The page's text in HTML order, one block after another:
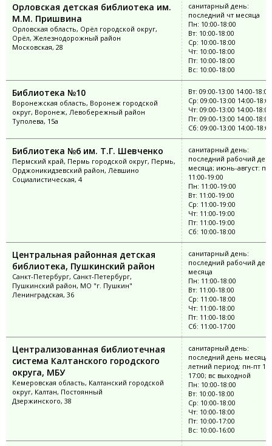
Орловская детская библиотека им.
М.М. Пришвина
Орловская область, Орёл городской округ,
Орёл, Железнодорожный район
Московская, 28
санитарный день:
последний чт месяца
Пн: 10:00-18:00
Вт: 10:00-18:00
Ср: 10:00-18:00
Чт: 10:00-18:00
Пт: 10:00-18:00
Вс: 10:00-18:00
Библиотека №10
Воронежская область, Воронеж городской
округ, Воронеж, Левобережный район
Туполева, 15а
Вт: 09:00-13:00 14:00-18:00
Ср: 09:00-13:00 14:00-18:00
Чт: 09:00-13:00 14:00-18:00
Пт: 09:00-13:00 14:00-18:00
Сб: 09:00-13:00 14:00-18:00
Библиотека №6 им. Т.Г. Шевченко
Пермский край, Пермь городской округ, Пермь,
Орджоникидзевский район, Лёвшино
Социалистическая, 4
санитарный день:
последний рабочий
месяца; июнь-август:
11:00-19:00
Пн: 11:00-19:00
Вт: 11:00-19:00
Ср: 11:00-19:00
Чт: 11:00-19:00
Пт: 11:00-19:00
Сб: 10:00-18:00
Центральная районная детская
библиотека, Пушкинский район
Санкт-Петербург, Санкт-Петербург,
Пушкинский район, МО "г. Пушкин"
Ленинградская, 36
санитарный день:
последний рабочий
месяца
Пн: 11:00-18:00
Вт: 11:00-18:00
Ср: 11:00-18:00
Чт: 11:00-18:00
Пт: 11:00-18:00
Сб: 11:00-17:00
Централизованная библиотечная
система Калтанского городского
округа, МБУ
Кемеровская область, Калтанский городской
округ, Калтан, Постоянный
Дзержинского, 38
санитарный день:
последний день месяца;
летний период: пн-пт
17:00; вс выходной
Пн: 10:00-18:00
Вт: 10:00-18:00
Ср: 10:00-18:00
Чт: 10:00-18:00
Пт: 10:00-17:00
Вс: 10:00-16:00